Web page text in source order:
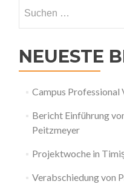
nach:
NEUESTE
Campus Professional
Bericht Einführung
Peitzmeyer
Projektwoche in
Verabschiedung von